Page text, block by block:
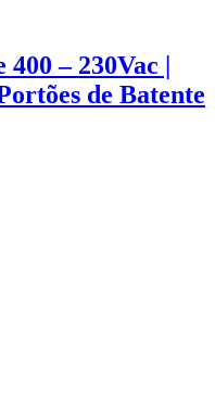
– 230Vac |
de Batente